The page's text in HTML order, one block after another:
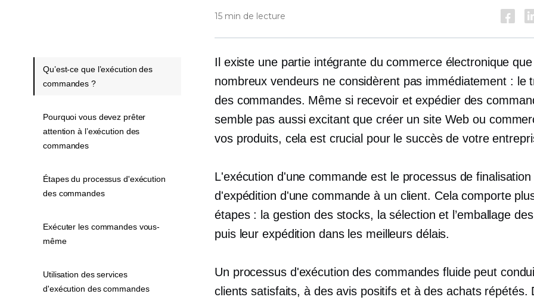
15 min de lecture
Il existe une partie intégrante du commerce électronique
nombreux vendeurs ne considèrent pas immédiatement : le
des commandes. Même si recevoir et expédier des
semble pas aussi excitant que créer un site Web ou
vos produits, cela est crucial pour le succès de votre
L'exécution d'une commande est le processus de finalisation
d'expédition d'une commande à un client. Cela comporte
étapes : la gestion des stocks, la sélection et l’emballage
puis leur expédition dans les meilleurs délais.
Un processus d'exécution des commandes fluide peut
clients satisfaits, à des avis positifs et à des achats répétés.
Qu’est-ce que l’exécution des
commandes ?
Pourquoi vous devez prêter
attention à l’exécution des
commandes
Étapes du processus d'exécution
des commandes
Exécuter les commandes vous-
même
Utilisation des services
d'exécution des commandes